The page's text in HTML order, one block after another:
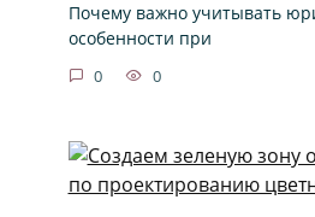
Почему важно учитывать
особенности при
0 0